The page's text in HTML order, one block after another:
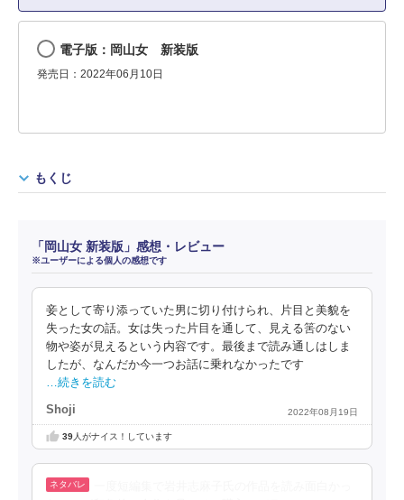
電子版：岡山女 新装版
発売日：2022年06月10日
もくじ
「岡山女 新装版」感想・レビュー
※ユーザーによる個人の感想です
妾として寄り添っていた男に切り付けられ、片目と美貌を
失った女の話。女は失った片目を通して、見える筈のない
物や姿が見えるという内容です。最後まで読み通しはしま
したが、なんだか今一つお話に乗れなかったです
…続きを読む
Shoji 2022年08月19日
39人がナイス！しています